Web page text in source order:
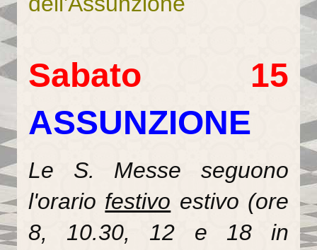
La Cappella Musicale
Informazioni utili
Orari del Museo e Tesoro
LA PARROCCHIA
Sacramenti
Sabato 15
ASSUNZIONE
Le S. Messe seguono
l'orario festivo estivo (ore
8, 10.30, 12 e 18 in